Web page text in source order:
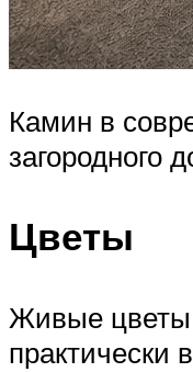
Камин в
загородного
Цветы
Живые
практически